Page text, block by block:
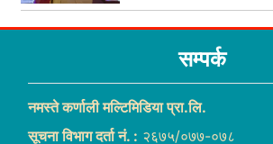
सम्पर्क
नमस्ते कर्णाली मल्टिमिडिया प्रा.लि.
सूचना विभाग दर्ता नं. : २६७५/०७७-०७८